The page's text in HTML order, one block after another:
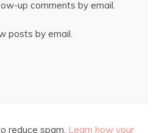
up comments by email.
posts by email.
reduce spam. Learn how your